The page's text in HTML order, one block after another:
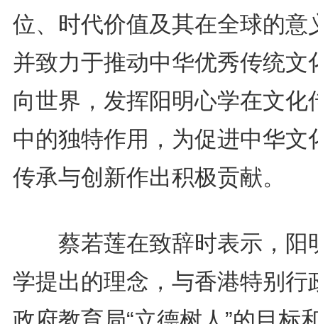
位、时代价值及其在全球的意
并致力于推动中华优秀传统文
向世界，发挥阳明心学在文化
中的独特作用，为促进中华文
传承与创新作出积极贡献。
蔡若莲在致辞时表示，阳
学提出的理念，与香港特别行